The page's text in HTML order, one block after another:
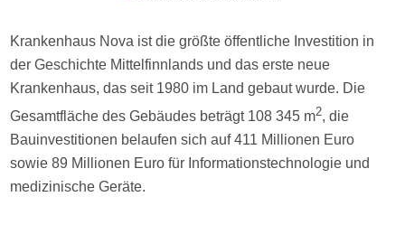
Krankenhaus Nova ist die größte öffentliche Investition in
der Geschichte Mittelfinnlands und das erste neue
Krankenhaus, das seit 1980 im Land gebaut wurde. Die
Gesamtfläche des Gebäudes beträgt 108 345 m2, die
Bauinvestitionen belaufen sich auf 411 Millionen Euro
sowie 89 Millionen Euro für Informationstechnologie und
medizinische Geräte.